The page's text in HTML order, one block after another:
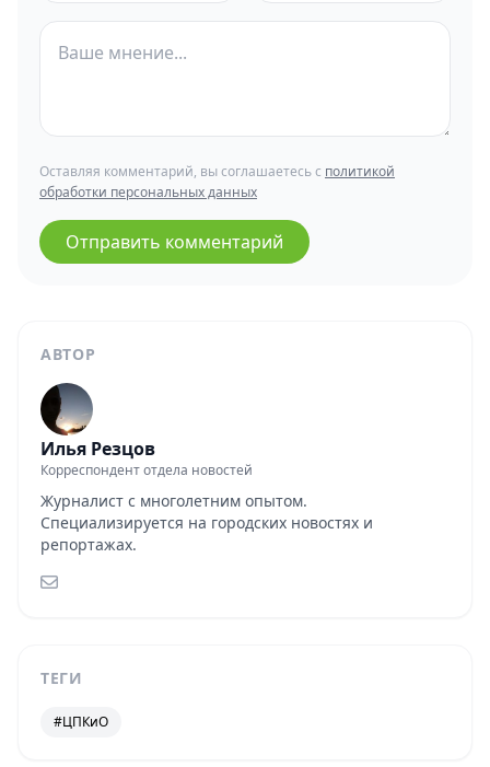
АВТОР
Илья Резцов
Корреспондент отдела новостей
Журналист с многолетним опытом.
Специализируется на городских новостях и
репортажах.
ТЕГИ
#ЦПКиО
Оставляя комментарий, вы соглашаетесь с политикой
обработки персональных данных
Отправить комментарий